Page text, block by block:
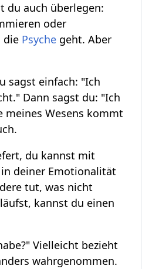
du auch überlegen:
oder
die Psyche geht. Aber
sagst einfach: "Ich
Dann sagst du: "Ich
meines Wesens kommt
du kannst mit
deiner Emotionalität
tut, was nicht
kannst du einen
Vielleicht bezieht
wahrgenommen.